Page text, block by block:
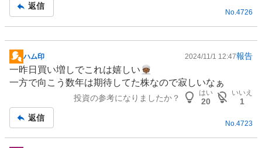
返信
No. 4726
掲
ハム印 2024/11/1 12:47報告
一昨日買い増しでこれは嬉しい👳🏾
一方で向こう数年は期待してた株なので寂しいなぁ
投資の参考になりましたか？
はい
20
いいえ
1
返信
No.4723